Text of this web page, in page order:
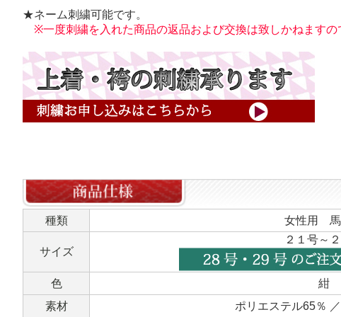
★ネーム刺繍可能です。
※一度刺繍を入れた商品の返品および交換は致しかねます
種類 女性用 馬
サイズ
２１号～
色
紺
素材
ポリエステル65％